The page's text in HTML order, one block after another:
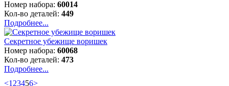
Номер набора: 60014
Кол-во деталей: 449
Подробнее...
Секретное убежище воришек
Номер набора: 60068
Кол-во деталей: 473
Подробнее...
<1 23456>